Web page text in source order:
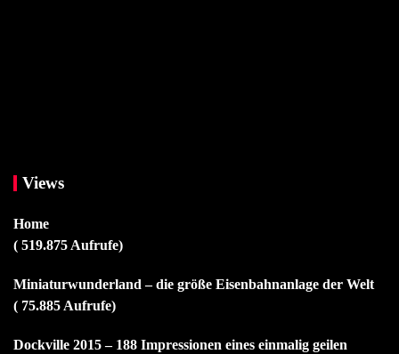
Views
Home
( 519.875 Aufrufe)
Miniaturwunderland – die größe Eisenbahnanlage der Welt
( 75.885 Aufrufe)
Dockville 2015 – 188 Impressionen eines einmalig geilen